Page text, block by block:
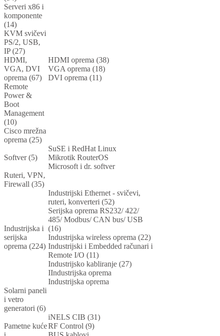
Serveri x86 i
komponente
(14)
KVM svičevi
PS/2, USB,
IP (27)
HDMI,
VGA, DVI
oprema (67)
HDMI oprema (38)
VGA oprema (18)
DVI oprema (11)
Remote
Power &
Boot
Management
(10)
Cisco mrežna
oprema (25)
Softver (5)
SuSE i RedHat Linux
Mikrotik RouterOS
Microsoft i dr. softver
Ruteri, VPN,
Firewall (35)
Industrijska i
serijska
oprema (224)
Industrijski Ethernet - svičevi,
ruteri, konverteri (52)
Serijska oprema RS232/ 422/
485/ Modbus/ CAN bus/ USB
(16)
Industrijska wireless oprema (22)
Industrijski i Embedded računari i
Remote I/O (11)
Industrijsko kabliranje (27)
IIndustrijska oprema
Industrijska oprema
Solarni paneli
i vetro
generatori (6)
Pametne kuće
iNELS CIB (31)
RF Control (9)